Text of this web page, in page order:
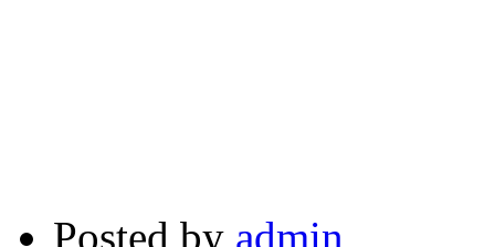
Posted by admin